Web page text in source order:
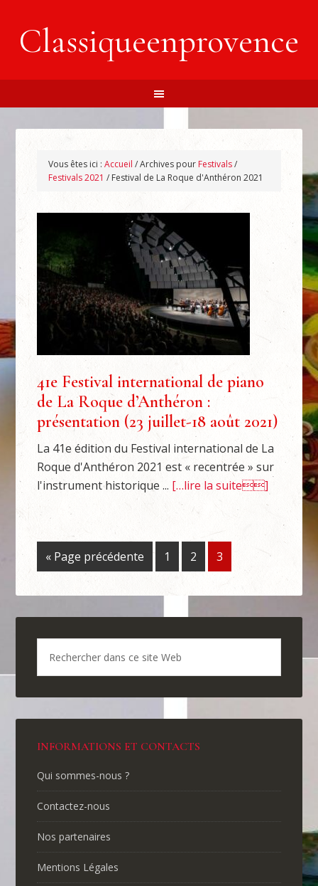
Classiqueenprovence
Vous êtes ici :Accueil /Archives pour Festivals/
Festivals 2021 / Festival de La Roque d'Anthéron 2021
41e Festival international de piano
de La Roque d’Anthéron :
présentation (23 juillet-18 août 2021)
La 41e édition du Festival international de La
Roque d'Anthéron 2021 est « recentrée » sur
l'instrument historique ... […lire la suite]
« Page précédente 1 2 3
INFORMATIONS ET CONTACTS
Qui sommes-nous ?
Contactez-nous
Nos partenaires
Mentions Légales